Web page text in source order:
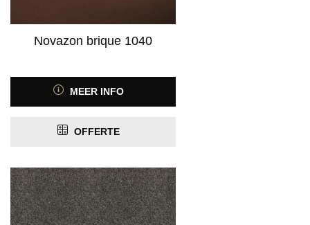
Novazon brique 1040
MEER INFO
OFFERTE